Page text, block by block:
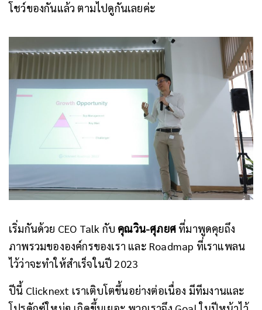
โชว์ของกันแล้ว ตามไปดูกันเลยค่ะ
เริ่มกันด้วย CEO Talk กับ คุณวิน-ศุภยศ ที่มาพูดคุยถึง
ภาพรวมขององค์กรของเรา และ Roadmap ที่เราแพลน
ไว้ว่าจะทำให้สำเร็จในปี 2023
ปีนี้ Clicknext เราเติบโตขึ้นอย่างต่อเนื่อง มีทีมงานและ